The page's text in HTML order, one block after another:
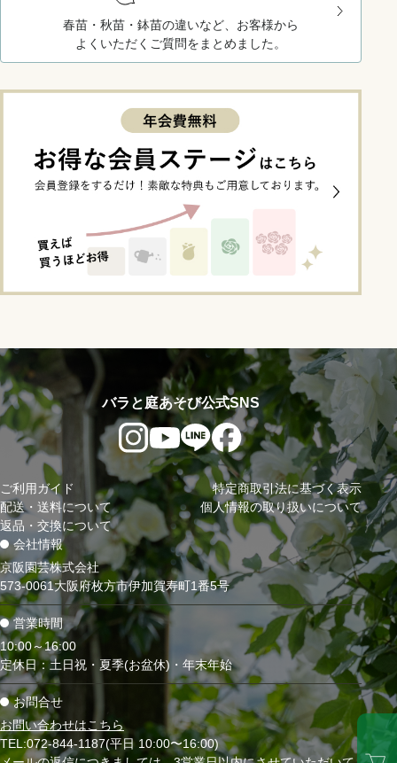
春苗・秋苗・鉢苗の違いなど、お客様から
よくいただくご質問をまとめました。
会社情報
京阪園芸株式会社
573-0061大阪府枚方市伊加賀寿町1番5号
営業時間
10:00～16:00
定休日：土日祝・夏季(お盆休)・年末年始
お問合せ
お問い合わせはこちら
TEL:072-844-1187(平日 10:00〜16:00)
バラと庭あそび公式SNS
ご利用ガイド
配送・送料について
返品・交換について
特定商取引法に基づく表示
個人情報の取り扱いについて